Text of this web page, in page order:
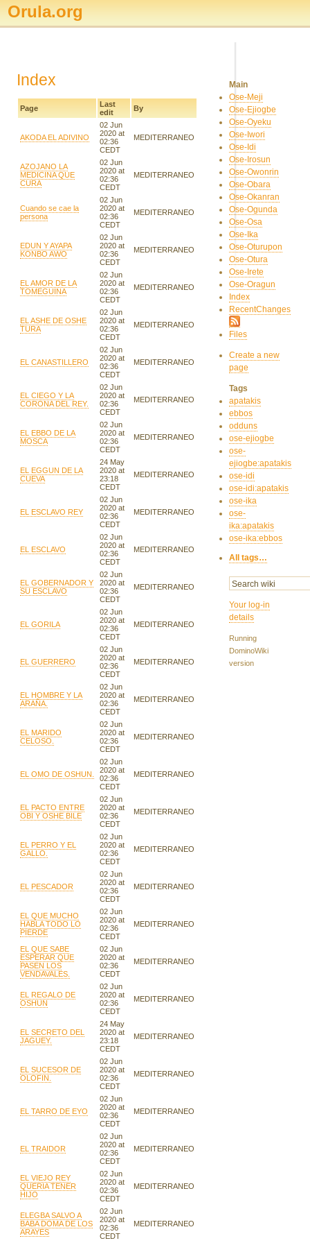
Orula.org
Index
Page
Last
edit
By
AKODA EL ADIVINO
02 Jun
2020 at
02:36
CEDT
MEDITERRANEO
AZOJANO LA
MEDICINA QUE
CURA
02 Jun
2020 at
02:36
CEDT
MEDITERRANEO
Cuando se cae la
persona
02 Jun
2020 at
02:36
CEDT
MEDITERRANEO
EDUN Y AYAPA
KONBO AWO
02 Jun
2020 at
02:36
CEDT
MEDITERRANEO
EL AMOR DE LA
TOMEGUINA
02 Jun
2020 at
02:36
CEDT
MEDITERRANEO
EL ASHE DE OSHE
TURA
02 Jun
2020 at
02:36
CEDT
MEDITERRANEO
EL CANASTILLERO
02 Jun
2020 at
02:36
CEDT
MEDITERRANEO
EL CIEGO Y LA
CORONA DEL REY.
02 Jun
2020 at
02:36
CEDT
MEDITERRANEO
EL EBBO DE LA
MOSCA
02 Jun
2020 at
02:36
CEDT
MEDITERRANEO
EL EGGUN DE LA
CUEVA
24 May
2020 at
23:18
CEDT
MEDITERRANEO
EL ESCLAVO REY
02 Jun
2020 at
02:36
CEDT
MEDITERRANEO
EL ESCLAVO
02 Jun
2020 at
02:36
CEDT
MEDITERRANEO
EL GOBERNADOR Y
SU ESCLAVO
02 Jun
2020 at
02:36
CEDT
MEDITERRANEO
EL GORILA
02 Jun
2020 at
02:36
CEDT
MEDITERRANEO
EL GUERRERO
02 Jun
2020 at
02:36
CEDT
MEDITERRANEO
EL HOMBRE Y LA
ARAÑA.
02 Jun
2020 at
02:36
CEDT
MEDITERRANEO
EL MARIDO
CELOSO.
02 Jun
2020 at
02:36
CEDT
MEDITERRANEO
EL OMO DE OSHUN.
02 Jun
2020 at
02:36
CEDT
MEDITERRANEO
EL PACTO ENTRE
OBI Y OSHE BILE
02 Jun
2020 at
02:36
CEDT
MEDITERRANEO
EL PERRO Y EL
GALLO.
02 Jun
2020 at
02:36
CEDT
MEDITERRANEO
EL PESCADOR
02 Jun
2020 at
02:36
CEDT
MEDITERRANEO
EL QUE MUCHO
HABLA TODO LO
PIERDE
02 Jun
2020 at
02:36
CEDT
MEDITERRANEO
EL QUE SABE
ESPERAR QUE
PASEN LOS
VENDAVALES.
02 Jun
2020 at
02:36
CEDT
MEDITERRANEO
EL REGALO DE
OSHUN
02 Jun
2020 at
02:36
CEDT
MEDITERRANEO
EL SECRETO DEL
JAGUEY.
24 May
2020 at
23:18
CEDT
MEDITERRANEO
EL SUCESOR DE
OLOFIN.
02 Jun
2020 at
02:36
CEDT
MEDITERRANEO
EL TARRO DE EYO
02 Jun
2020 at
02:36
CEDT
MEDITERRANEO
EL TRAIDOR
02 Jun
2020 at
02:36
CEDT
MEDITERRANEO
EL VIEJO REY
QUERIA TENER
HIJO
02 Jun
2020 at
02:36
CEDT
MEDITERRANEO
ELEGBA SALVO A
BABA DOMA DE LOS
ARAYES
02 Jun
2020 at
02:36
CEDT
MEDITERRANEO
Main
Ose-Meji
Ose-Ejiogbe
Ose-Oyeku
Ose-Iwori
Ose-Idi
Ose-Irosun
Ose-Owonrin
Ose-Obara
Ose-Okanran
Ose-Ogunda
Ose-Osa
Ose-Ika
Ose-Oturupon
Ose-Otura
Ose-Irete
Ose-Oragun
Index
RecentChanges
Files
Create a new
page
Tags
apatakis
ebbos
odduns
ose-ejiogbe
ose-
ejiogbe:apatakis
ose-idi
ose-idi:apatakis
ose-ika
ose-
ika:apatakis
ose-ika:ebbos
All tags…
Your log-in
details
Running
DominoWiki
version